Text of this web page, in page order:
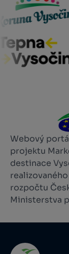
Webový
projektu
destinace
rozpočtu
Ministerstva